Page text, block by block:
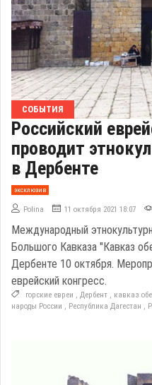
СОБЫТИЯ
Российский
проводит
в Дербенте
эксклюзив
Polina 11 октября 2021 18:07
Международный
Большого Кавказа "Кавказ
Дербенте 10 октября.
еврейский конгресс.
горские евреи Дербент кавказ
народы России
Республика Дагестан